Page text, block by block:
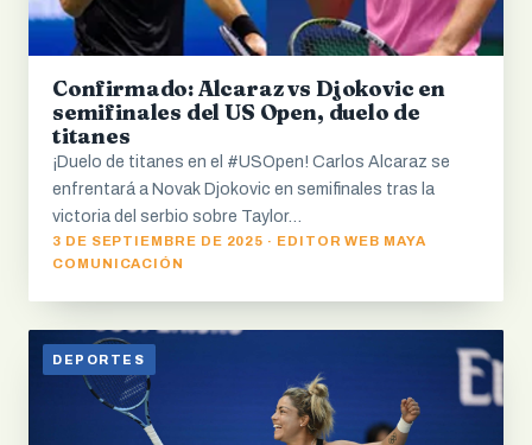
Confirmado: Alcaraz vs Djokovic en
semifinales del US Open, duelo de
titanes
¡Duelo de titanes en el #USOpen! Carlos Alcaraz se
enfrentará a Novak Djokovic en semifinales tras la
victoria del serbio sobre Taylor…
3 DE SEPTIEMBRE DE 2025 · EDITOR WEB MAYA
COMUNICACIÓN
DEPORTES